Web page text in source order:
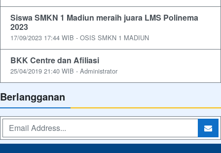
Siswa SMKN 1 Madiun meraih juara LMS Polinema
2023
17/09/2023 17:44 WIB - OSIS SMKN 1 MADIUN
BKK Centre dan Afiliasi
25/04/2019 21:40 WIB - Administrator
Berlangganan